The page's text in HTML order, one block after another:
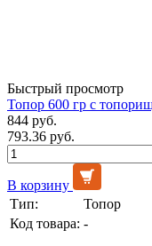
Быстрый просмотр
Топор 600 гр с
844 руб.
793.36 руб.
В корзину
Тип:
Топор
Код товара: -